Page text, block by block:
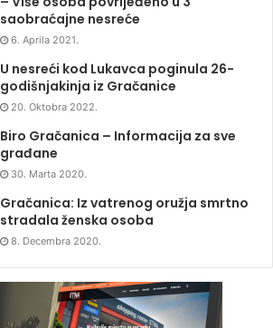
saobraćajne nesreće
6. Aprila 2021.
U nesreći kod Lukavca poginula 26-
godišnjakinja iz Gračanice
20. Oktobra 2022.
Biro Gračanica – Informacija za sve
građane
30. Marta 2020.
Gračanica: Iz vatrenog oružja smrtno
stradala ženska osoba
8. Decembra 2020.